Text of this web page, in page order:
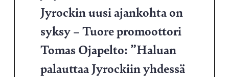
Jyrockin uusi ajankohta on
syksy – Tuore promoottori
Tomas Ojapelto: ”Haluan
palauttaa Jyrockiin yhdessä